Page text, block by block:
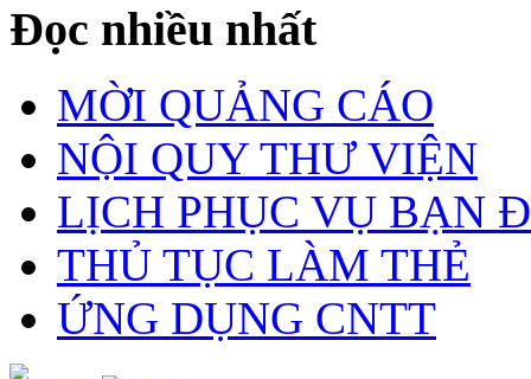
Đọc nhiều nhất
MỜI QUẢNG CÁO
NỘI QUY THƯ VIỆN
LỊCH PHỤC VỤ BẠN
THỦ TỤC LÀM THẺ
ỨNG DỤNG CNTT